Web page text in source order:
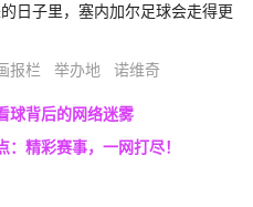
日子里，塞内加尔足球会走得更
报栏 举办地 诺维奇
球背后的网络迷雾
精彩赛事，一网打尽！